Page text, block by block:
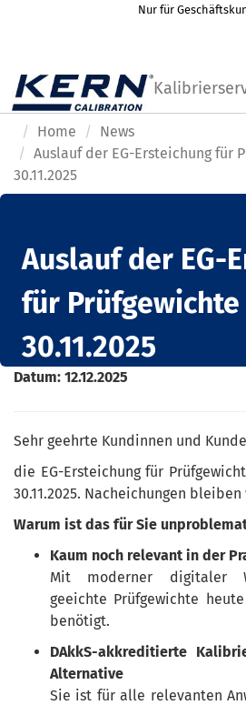
Nur für
Home
News
Auslauf der EG-Ersteichung für
30.11.2025
Auslauf der EG-
für Prüfgewichte
30.11.2025
Datum: 12.12.2025
Sehr geehrte Kundinnen und
die EG-Ersteichung für
30.11.2025. Nacheichungen
Warum ist das für Sie
Kaum noch relevant in der
Mit moderner digitaler
geeichte Prüfgewichte
benötigt.
DAkkS-akkreditierte
Alternative
Sie ist für alle relevanten